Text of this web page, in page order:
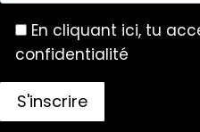
En cliquant ici, tu
confidentialité